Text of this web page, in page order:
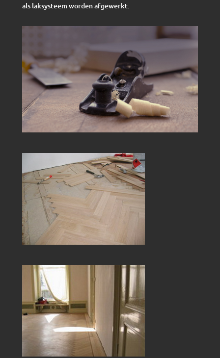
als laksysteem worden afgewerkt.